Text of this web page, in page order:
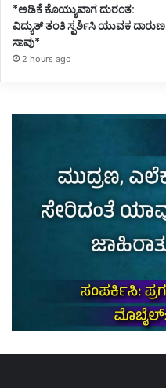
*ಅಡಿಕೆ ಕೊಯ್ಯುವಾಗ ದುರಂತ:
ವಿದ್ಯುತ್ ತಂತಿ ಸ್ಪರ್ಶಿಸಿ ಯುವಕ ದಾರುಣ
ಸಾವು*
2 hours ago